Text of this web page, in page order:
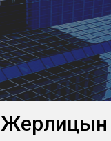
Жерлицын